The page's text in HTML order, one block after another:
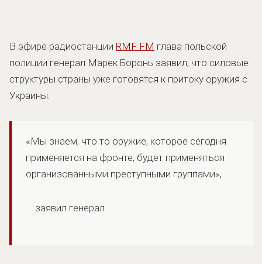
В эфире радиостанции RMF FM глава польской
полиции генерал Марек Боронь заявил, что силовые
структуры страны уже готовятся к притоку оружия с
Украины.
«Мы знаем, что то оружие, которое сегодня
применяется на фронте, будет применяться
организованными преступными группами»,
заявил генерал.